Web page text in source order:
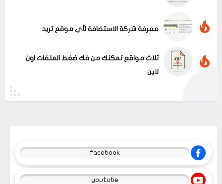
معرفة شركة الاستضافة لأي موقع تريد
ثلاث مواقع تمكنك من فك ضغط الملفات اون
لاين
facebook
youtube